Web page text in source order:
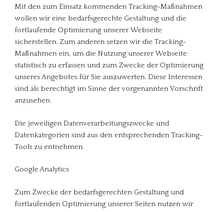
Mit den zum Einsatz kommenden Tracking-Maßnahmen
wollen wir eine bedarfsgerechte Gestaltung und die
fortlaufende Optimierung unserer Webseite
sicherstellen. Zum anderen setzen wir die Tracking-
Maßnahmen ein, um die Nutzung unserer Webseite
statistisch zu erfassen und zum Zwecke der Optimierung
unseres Angebotes für Sie auszuwerten. Diese Interessen
sind als berechtigt im Sinne der vorgenannten Vorschrift
anzusehen.
Die jeweiligen Datenverarbeitungszwecke und
Datenkategorien sind aus den entsprechenden Tracking-
Tools zu entnehmen.
Google Analytics
Zum Zwecke der bedarfsgerechten Gestaltung und
fortlaufenden Optimierung unserer Seiten nutzen wir